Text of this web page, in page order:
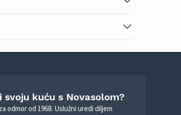
kuću s Novasolom?
odmor od 1968. Uslužni uredi diljem